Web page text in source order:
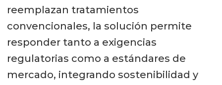
reemplazan tratamientos
convencionales, la solución permite
responder tanto a exigencias
regulatorias como a estándares de
mercado, integrando sostenibilidad y